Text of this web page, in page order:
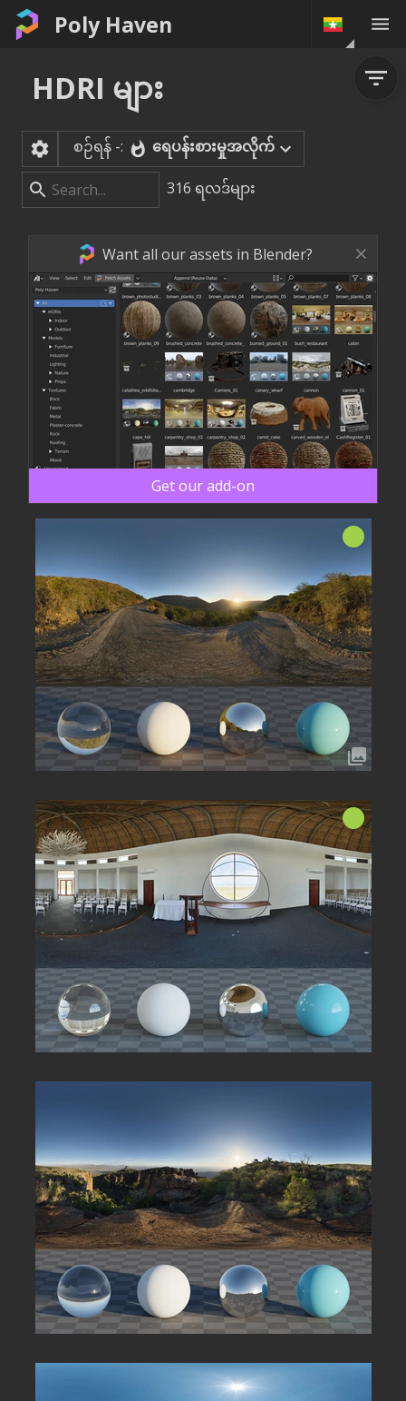
Poly Haven
HDRI များ
စဉ်ရန် -: ရေပန်းစားမှုအလိုက်
316 ရလဒ်များ
Want all our assets in Blender?
Get our add-on
အသစ်!
အသစ်!